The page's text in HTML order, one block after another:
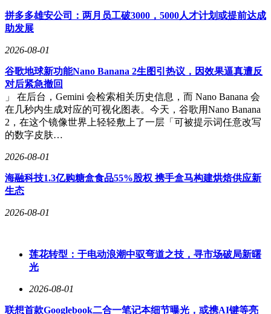
拼多多雄安公司：两月员工破3000，5000人才计划或提前达成
助发展
2026-08-01
谷歌地球新功能Nano Banana 2生图引热议，因效果逼真遭反
对后紧急撤回
」 在后台，Gemini 会检索相关历史信息，而 Nano Banana 会
在几秒内生成对应的可视化图表。今天，谷歌用Nano Banana
2，在这个镜像世界上轻轻敷上了一层「可被提示词任意改写
的数字皮肤…
2026-08-01
海融科技1.3亿购糖盒食品55%股权 携手盒马构建烘焙供应新
生态
2026-08-01
莲花转型：于电动浪潮中驭弯道之技，寻市场破局新曙
光
2026-08-01
联想首款Googlebook二合一笔记本细节曝光，或携AI键等亮